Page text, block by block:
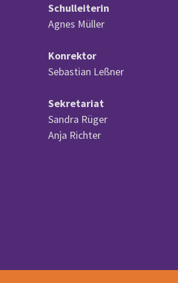
Schulleiterin
Agnes Müller
Konrektor
Sebastian Leßner
Sekretariat
Sandra Rüger
Anja Richter